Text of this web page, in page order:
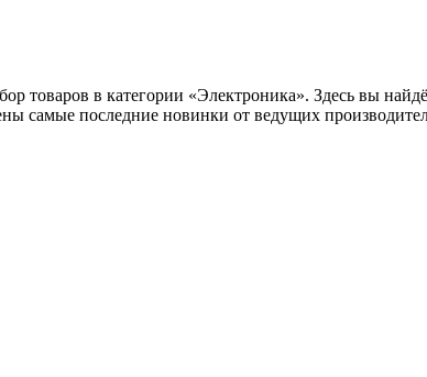
товаров в категории «Электроника». Здесь вы
самые последние новинки от ведущих